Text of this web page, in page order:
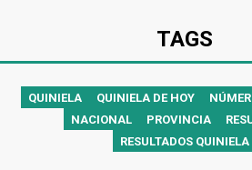
TAGS
QUINIELA QUINIELA DE HOY
NACIONAL
PROVINCIA
RESULTADOS QUINIELA